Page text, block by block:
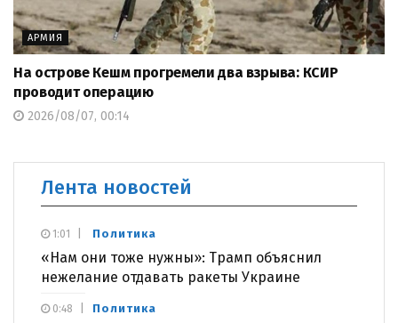
АРМИЯ
На острове Кешм прогремели два взрыва: КСИР
проводит операцию
2026/08/07, 00:14
Лента новостей
Политика
«Нам они тоже нужны»: Трамп объяснил
нежелание отдавать ракеты Украине
1:01
Политика
0:48